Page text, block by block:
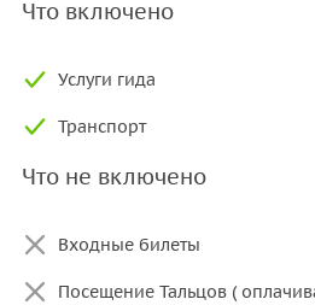
Что включено
Услуги гида
Транспорт
Что не включено
Входные билеты
Посещение Тальцов (